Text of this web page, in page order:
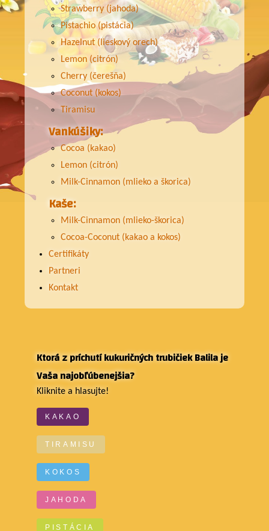
krémom,
ktorá je
dokonalou
kombináciou
zážitku
chute a
zdravej
stravy
Strawberry (jahoda)
Pistachio (pistácia)
Hazelnut (lieskový orech)
Lemon (citrón)
Cherry (čerešňa)
Coconut (kokos)
Tiramisu
Vankúšiky:
Cocoa (kakao)
Lemon (citrón)
Milk-Cinnamon (mlieko a škorica)
Kaše:
Milk-Cinnamon (mlieko-škorica)
Cocoa-Coconut (kakao a kokos)
Certifikáty
Partneri
Kontakt
Ktorá z príchutí kukuričných trubičiek Balila je
Vaša najobľúbenejšia?
Kliknite a hlasujte!
KAKAO
TIRAMISU
KOKOS
JAHODA
PISTÁCIA